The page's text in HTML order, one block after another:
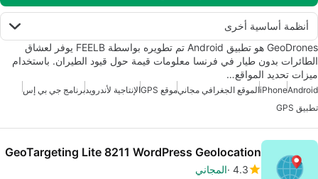
أنظمة أساسية أخرى
GeoDrones هو تطبيق Android تم تطويره بواسطة FEELB يوفر لعشاق
الطائرات بدون طيار في فرنسا معلومات قيمة حول قيود الطيران. باستخدام
ميزات تحديد المواقع…
Android
iPhoneالموقع الجغرافي مجانيموقع GPS الإنتاجية لأندرويدبرنامج جي بي إس
تطبيق GPS
GeoTargeting Lite 8211 WordPress Geolocation
4.3 المجاني